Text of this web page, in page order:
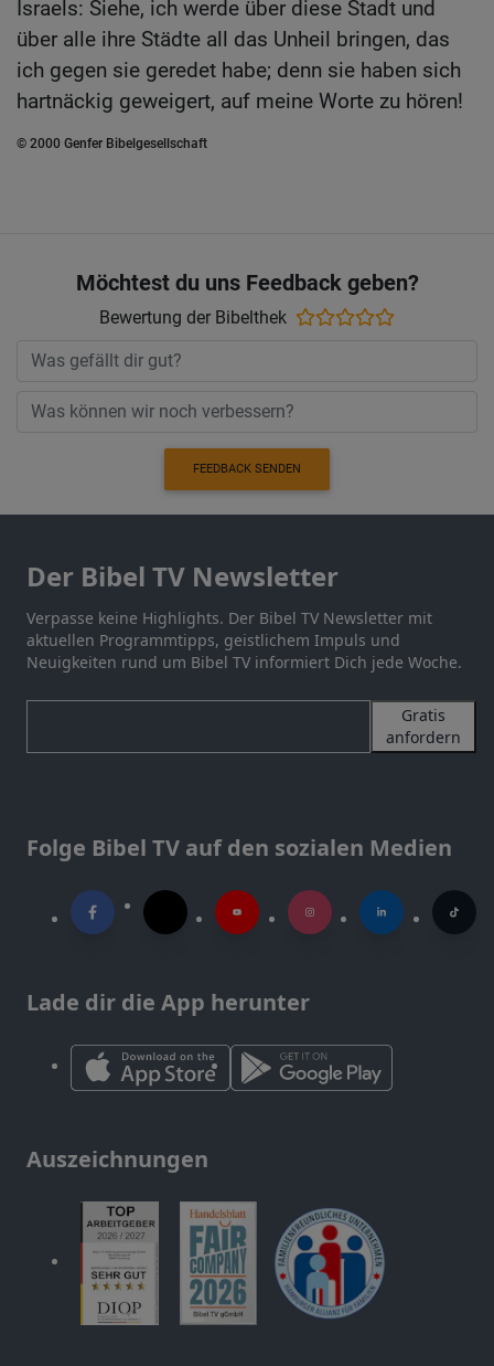
Israels: Siehe, ich werde über diese Stadt und
über alle ihre Städte all das Unheil bringen, das
ich gegen sie geredet habe; denn sie haben sich
hartnäckig geweigert, auf meine Worte zu hören!
© 2000 Genfer Bibelgesellschaft
Möchtest du uns Feedback geben?
Bewertung der Bibelthek
FEEDBACK SENDEN
Der Bibel TV Newsletter
Verpasse keine Highlights. Der Bibel TV Newsletter mit
aktuellen Programmtipps, geistlichem Impuls und
Neuigkeiten rund um Bibel TV informiert Dich jede Woche.
Gratis
anfordern
Folge Bibel TV auf den sozialen Medien
Lade dir die App herunter
Auszeichnungen